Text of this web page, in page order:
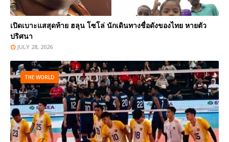
เปิดเบาะแสสุดท้าย ฮลุน โซโล่ นักเดินทางชื่อดังของไทย หายตัว
ปริศนา
JULY 28, 2026
THE WORLD